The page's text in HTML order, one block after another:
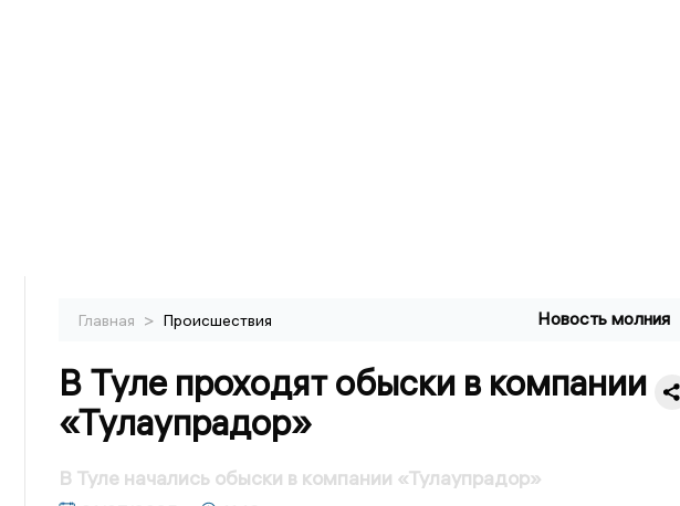
Главная > Происшествия Новость молния
В Туле проходят обыски в компании
«Тулаупрадор»
В Туле начались обыски в компании «Тулаупрадор»